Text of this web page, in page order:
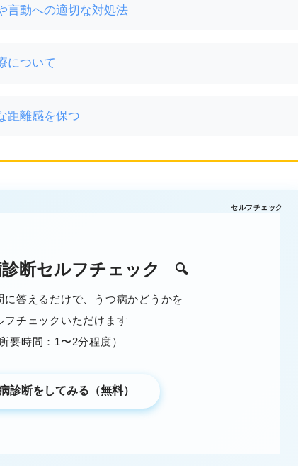
言動への適切な対処法
について
距離感を保つ
断セルフチェック
に答えるだけで、うつ病かどうかを
フチェックいただけます
所要時間：1〜2分程度）
診断をしてみる（無料）